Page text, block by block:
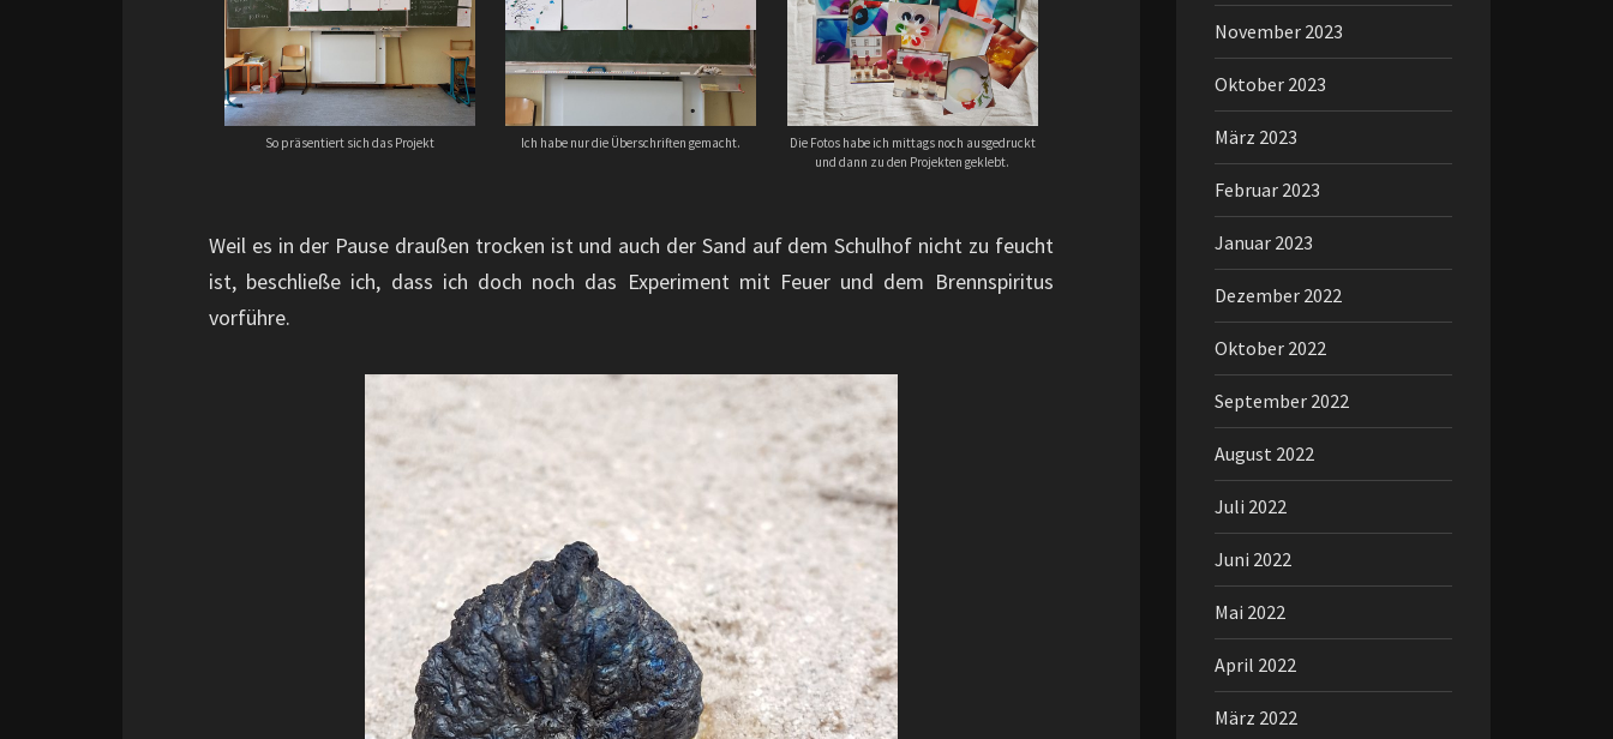
So präsentiert sich das Projekt Ich habe nur die Überschriften gemacht.
Die Fotos habe ich mittags noch ausgedruckt
und dann zu den Projekten geklebt.
Weil es in der Pause draußen trocken ist und auch der Sand auf dem Schulhof nicht zu feucht
ist, beschließe ich, dass ich doch noch das Experiment mit Feuer und dem Brennspiritus
vorführe.
November 2023
Oktober 2023
März 2023
Februar 2023
Januar 2023
Dezember 2022
Oktober 2022
September 2022
August 2022
Juli 2022
Juni 2022
Mai 2022
April 2022
März 2022